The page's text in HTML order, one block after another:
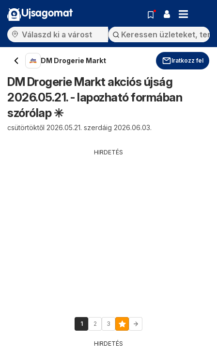
Ujsagomat
DM Drogerie Markt Iratkozz fel
DM Drogerie Markt akciós újság
2026.05.21. - lapozható formában
szórólap ✳️
csütörtöktől 2026.05.21. szerdáig 2026.06.03.
HIRDETÉS
1 2 3
HIRDETÉS